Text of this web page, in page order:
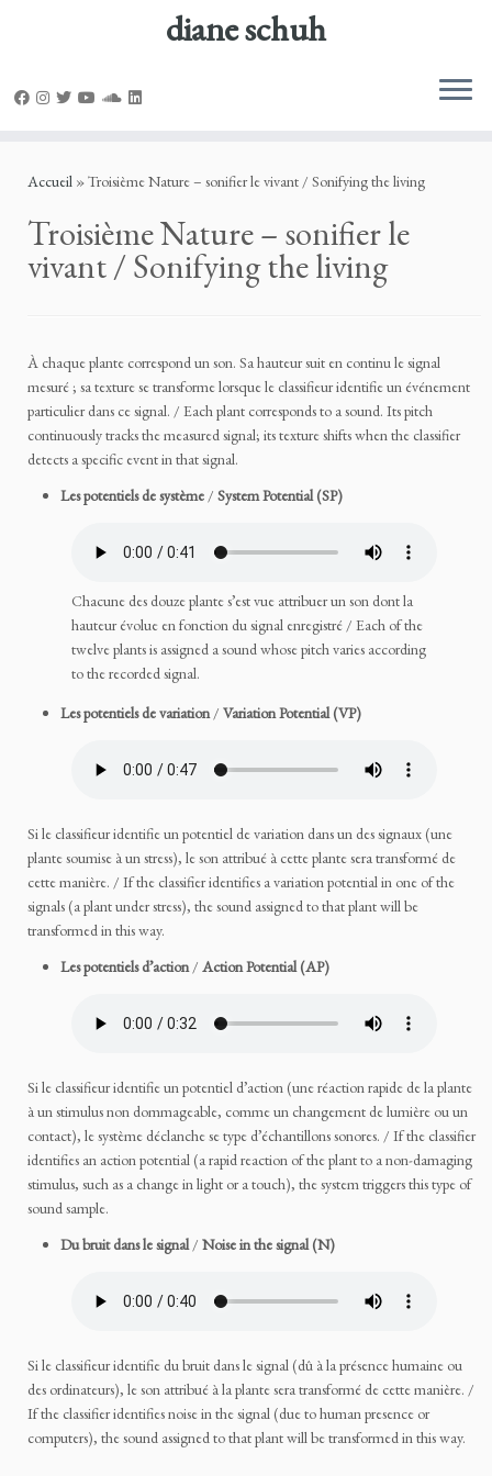
diane schuh
Accueil »Troisième Nature – sonifier le vivant / Sonifying the living
Troisième Nature – sonifier le
vivant / Sonifying the living
À chaque plante correspond un son. Sa hauteur suit en continu le signal
mesuré ; sa texture se transforme lorsque le classifieur identifie un événement
particulier dans ce signal. / Each plant corresponds to a sound. Its pitch
continuously tracks the measured signal; its texture shifts when the classifier
detects a specific event in that signal.
Les potentiels de système / System Potential (SP)
Chacune des douze plante s’est vue attribuer un son dont la
hauteur évolue en fonction du signal enregistré / Each of the
twelve plants is assigned a sound whose pitch varies according
to the recorded signal.
Les potentiels de variation/ Variation Potential (VP)
Si le classifieur identifie un potentiel de variation dans un des signaux (une
plante soumise à un stress), le son attribué à cette plante sera transformé de
cette manière. / If the classifier identifies a variation potential in one of the
signals (a plant under stress), the sound assigned to that plant will be
transformed in this way.
Les potentiels d’action/ Action Potential (AP)
Si le classifieur identifie un potentiel d’action (une réaction rapide de la plante
à un stimulus non dommageable, comme un changement de lumière ou un
contact), le système déclanche se type d’échantillons sonores. / If the classifier
identifies an action potential (a rapid reaction of the plant to a non-damaging
stimulus, such as a change in light or a touch), the system triggers this type of
sound sample.
Du bruit dans le signal/ Noise in the signal (N)
Si le classifieur identifie du bruit dans le signal (dû à la présence humaine ou
des ordinateurs), le son attribué à la plante sera transformé de cette manière. /
If the classifier identifies noise in the signal (due to human presence or
computers), the sound assigned to that plant will be transformed in this way.